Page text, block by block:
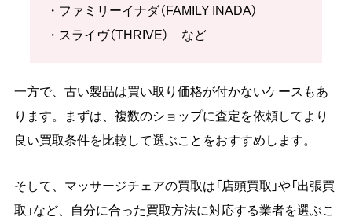
・ファミリーイナダ（FAMILY INADA）
・スライヴ（THRIVE） など
一方で、古い製品は買い取り価格が付かないケースもあ
ります。まずは、複数のショップに査定を依頼してより
良い買取条件を比較して選ぶことをおすすめします。
そして、マッサージチェアの買取は「店頭買取」や「出張買
取」など、自分に合った買取方法に対応する業者を選ぶこ